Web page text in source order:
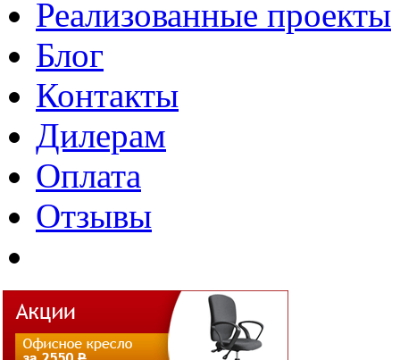
Реализованные проекты
Блог
Контакты
Дилерам
Оплата
Отзывы